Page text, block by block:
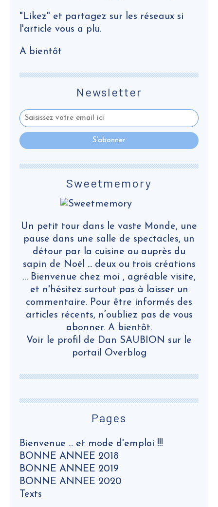
Newsletter
Pages
Bienvenue ... et mode d'emploi !!!
BONNE ANNEE 2018
BONNE ANNEE 2019
BONNE ANNEE 2020
Texts
Sweetmemory
Un petit tour dans le vaste Monde, une
pause dans une salle de spectacles, un
détour par la cuisine ou auprès du
sapin de Noël ... deux ou trois créations
… Bienvenue chez moi , agréable visite,
et n'hésitez surtout pas à laisser un
commentaire. Pour être informés des
articles récents, n’oubliez pas de vous
abonner. A bientôt.
Voir le profil de Dan SAUBION sur le
portail Overblog
"Likez" et partagez sur les réseaux si
l'article vous a plu.
A bientôt